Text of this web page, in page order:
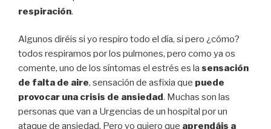
respiración.
Algunos diréis si yo respiro todo el día, si pero ¿cómo?
todos respiramos por los pulmones, pero como ya os
comente, uno de los síntomas el estrés es la sensación
de falta de aire, sensación de asfixia que puede
provocar una crisis de ansiedad. Muchas son las
personas que van a Urgencias de un hospital por un
ataque de ansiedad. Pero yo quiero que aprendáis a